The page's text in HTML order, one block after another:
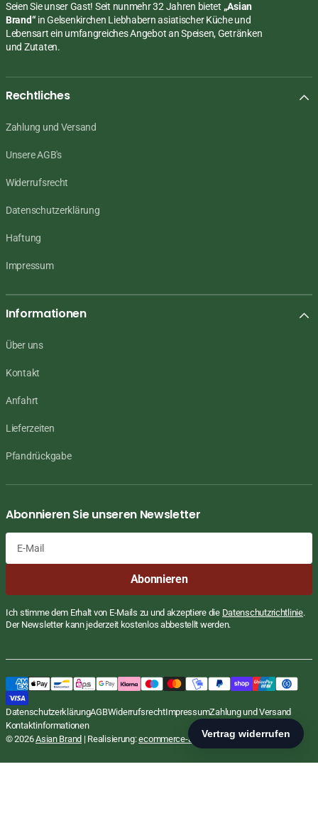
inkl. MwSt., zzgl.Versand
Preis
STÜCKPREIS
€11,50 /
In den Warenkorb
Seien Sie unser Gast! Seit nunmehr 32 Jahren bietet „Asian
Brand“ in Gelsenkirchen Liebhabern asiatischer Küche und
Lebensart ein umfangreiches Angebot an Speisen, Getränken
und Zutaten.
Rechtliches
Zahlung und Versand
Unsere AGB's
Widerrufsrecht
Datenschutzerklärung
Haftung
Impressum
Informationen
Über uns
Kontakt
Anfahrt
Lieferzeiten
Pfandrückgabe
Abonnieren Sie unseren Newsletter
Abonnieren
Ich stimme dem Erhalt von E-Mails zu und akzeptiere die Datenschutzrichtlinie.
Der Newsletter kann jederzeit kostenlos abbestellt werden.
DatenschutzerklärungAGBWiderrufsrechtImpressumZahlung und Versand
Kontaktinformationen
© 2026Asian Brand | Realisierung:ecommerce-agentur.net